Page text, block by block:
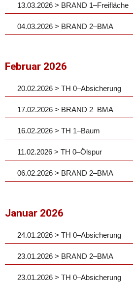
13.03.2026 > BRAND 1–Freifläche
04.03.2026 > BRAND 2–BMA
Februar 2026
20.02.2026 > TH 0–Absicherung
17.02.2026 > BRAND 2–BMA
16.02.2026 > TH 1–Baum
11.02.2026 > TH 0–Ölspur
06.02.2026 > BRAND 2–BMA
Januar 2026
24.01.2026 > TH 0–Absicherung
23.01.2026 > BRAND 2–BMA
23.01.2026 > TH 0–Absicherung